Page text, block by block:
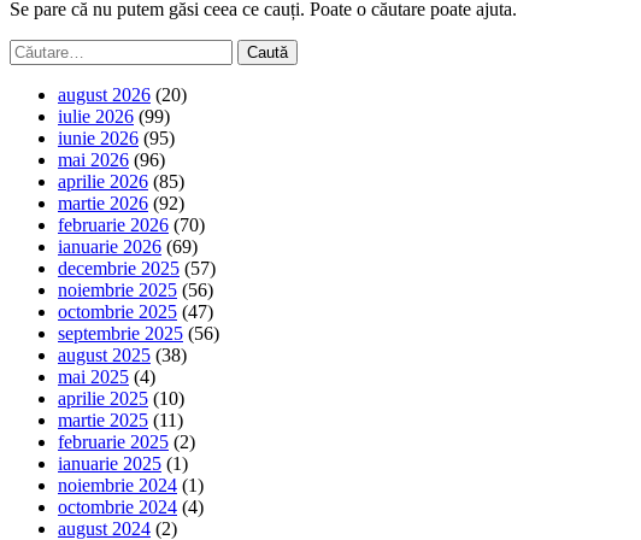
Se pare că nu putem găsi ceea ce cauți. Poate o căutare poate ajuta.
Caută
după:
august 2026 (20)
iulie 2026 (99)
iunie 2026 (95)
mai 2026 (96)
aprilie 2026 (85)
martie 2026 (92)
februarie 2026 (70)
ianuarie 2026 (69)
decembrie 2025 (57)
noiembrie 2025 (56)
octombrie 2025 (47)
septembrie 2025 (56)
august 2025 (38)
mai 2025 (4)
aprilie 2025 (10)
martie 2025 (11)
februarie 2025 (2)
ianuarie 2025 (1)
noiembrie 2024 (1)
octombrie 2024 (4)
august 2024 (2)